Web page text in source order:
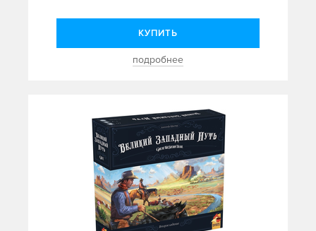
КУПИТЬ
подробнее